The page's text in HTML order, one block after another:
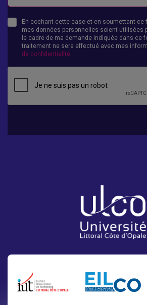
En cochant cette case et en soumettant ce
mes données personnelles soient utilisées
le cadre de ma demande indiquée dans ce
traitement ne sera effectué avec mes
de confidentialité.